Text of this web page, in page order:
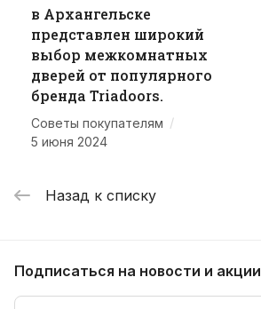
в Архангельске
представлен широкий
выбор межкомнатных
дверей от популярного
бренда Triadoors.
Советы покупателям /
5 июня 2024
Назад к списку
Подписаться на новости и акции